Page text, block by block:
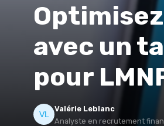
avec un
pour
Valérie Leblanc
Analyste en recrutement